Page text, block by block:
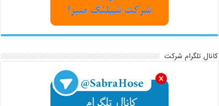
کانال تلگرام شرکت